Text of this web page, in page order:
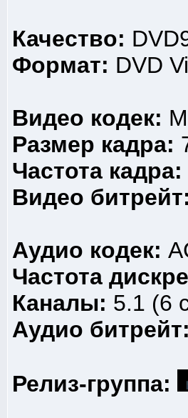
Качество:
Формат: DVD
Видео кодек:
Размер кадра:
Частота кадра:
Видео
Аудио кодек:
Частота
Каналы: 5.1 (6
Аудио
Релиз-группа: